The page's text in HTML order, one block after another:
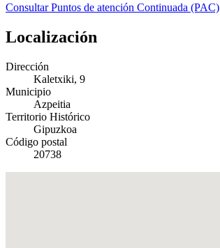
Consultar Puntos de atención Continuada (PAC)
Localización
Dirección
Kaletxiki, 9
Municipio
Azpeitia
Territorio Histórico
Gipuzkoa
Código postal
20738